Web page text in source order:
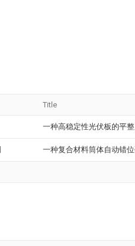
Title
一种高稳定性光伏板的平
一种复合材料筒体自动错